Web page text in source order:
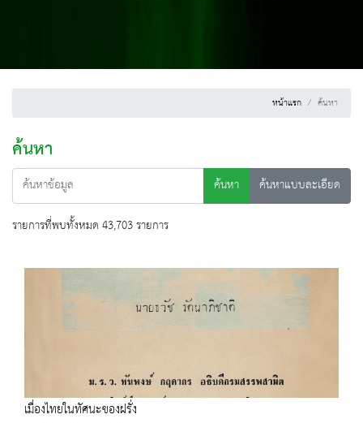
หน้าแรก ค้นหา
ค้นหา
ค้นหา
ค้นหาแบบละเอียด
รายการที่พบทั้งหมด 43,703 รายการ
เมื่องไทยในทัศนะของฝรั่ง